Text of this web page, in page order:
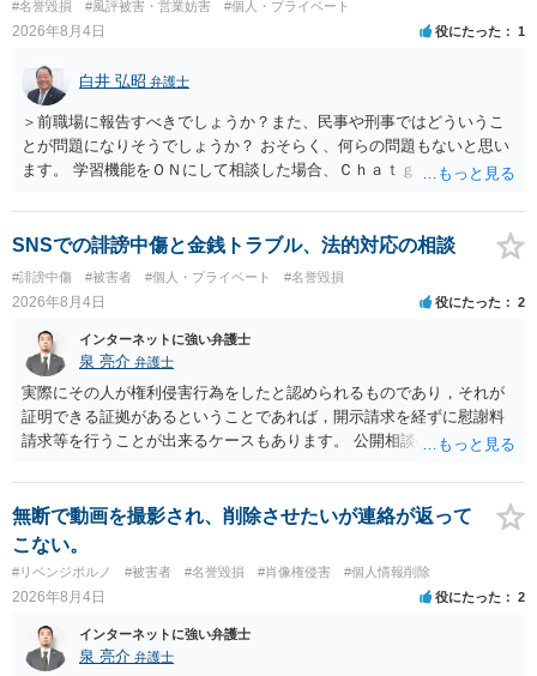
訴訟で判決となった場合は、実際の弁護士費用が認められる場合と認
められない場合があり何ともいえないところでしょう。
#名誉毀損 #風評被害・営業妨害 #個人・プライベート
2026年8月4日 役にたった 1
白井 弘昭 弁護士
＞前職場に報告すべきでしょうか？また、民事や刑事ではどういうこ
とが問題になりそうでしょうか？ おそらく、何らの問題もないと思い
ます。 学習機能をＯＮにして相談した場合、Ｃｈａｔｇｐｔがｏｐｅ
する可能性がありますが、個人名や会社名を特定していない限り、一
般論として抽象化されて回答に織り込まれる可能性が生じるにすぎま
せんので、その情報自体が、秘密情報に当たるとは思えませんし、名
誉棄損として、個人や会社に対する誹謗中傷の不特定多数への公開に
当たるとも思われません。 もちろん、誰がその内容をｃｈａｔｇｐｔ
に入力したかも第三者にしられることはないので、個人や会社の特定
をせずに書き込んだことで（おそらく特定して書き込んだとして
も）、相談者さんが刑事民事の責任に問われることはないでしょう。
私見ながらご参考まで。
SNSでの誹謗中傷と金銭トラブル、法的対応の相談
#誹謗中傷 #被害者 #個人・プライベート #名誉毀損
2026年8月4日 役にたった 2
インターネットに強い弁護士
泉 亮介 弁護士
実際にその人が権利侵害行為をしたと認められるものであり，それが
証明できる証拠があるということであれば，開示請求を経ずに慰謝料
請求等を行うことが出来るケースもあります。 公開相談の場では回答
に個別に相談されると良いでしょう。
無断で動画を撮影され、削除させたいが連絡が返って
こない。
#リベンジポルノ #被害者 #名誉毀損 #肖像権侵害 #個人情報削除
2026年8月4日 役にたった 2
インターネットに強い弁護士
泉 亮介 弁護士